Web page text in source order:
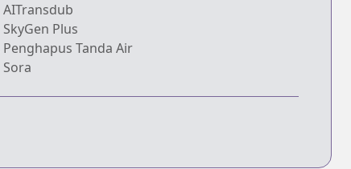
AITransdub
SkyGen Plus
Penghapus Tanda Air
Sora